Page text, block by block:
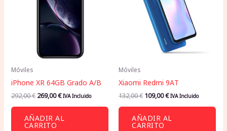
Móviles
iPhone XR 64GB Grado A/B
292,00€ 269,00€ IVA Incluido
AÑADIR AL
CARRITO
Móviles
Xiaomi Redmi 9AT
132,00€ 109,00€ IVA Incluido
AÑADIR AL
CARRITO